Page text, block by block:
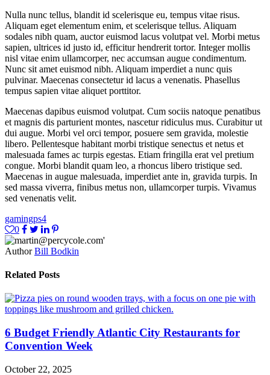
Nulla nunc tellus, blandit id scelerisque eu, tempus vitae risus.
Aliquam eget elementum enim, et scelerisque tellus. Aliquam
sodales nibh quam, auctor euismod lacus volutpat vel. Morbi metus
sapien, ultrices id justo id, efficitur hendrerit tortor. Integer mollis
nisl vitae enim ullamcorper, nec accumsan augue condimentum.
Nunc sit amet euismod nibh. Aliquam imperdiet a nunc quis
pulvinar. Maecenas consectetur id lacus a venenatis. Phasellus
tempus sapien vitae aliquet porttitor.
Maecenas dapibus euismod volutpat. Cum sociis natoque penatibus
et magnis dis parturient montes, nascetur ridiculus mus. Curabitur ut
dui augue. Morbi vel orci tempor, posuere sem gravida, molestie
libero. Pellentesque habitant morbi tristique senectus et netus et
malesuada fames ac turpis egestas. Etiam fringilla erat vel pretium
congue. Morbi blandit quam leo, a rhoncus libero tristique sed.
Maecenas in augue malesuada, imperdiet ante in, gravida turpis. In
sed massa viverra, finibus metus non, ullamcorper turpis. Vivamus
sed venenatis velit.
gamingps4
0
Author Bill Bodkin
Related Posts
6 Budget Friendly Atlantic City Restaurants for
Convention Week
October 22, 2025